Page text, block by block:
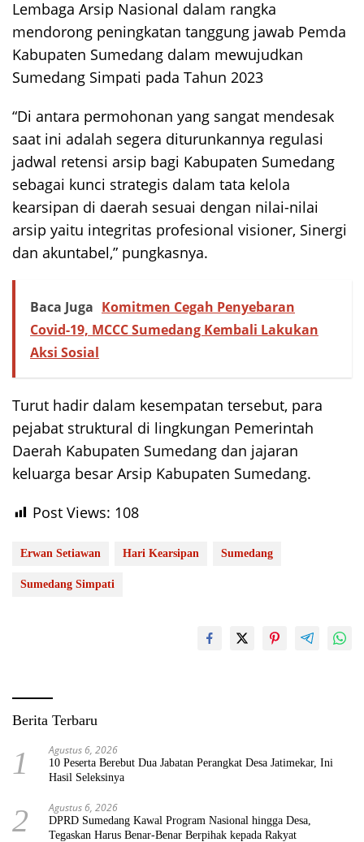
Lembaga Arsip Nasional dalam rangka
mendorong peningkatan tanggung jawab Pemda
Kabupaten Sumedang dalam mewujudkan
Sumedang Simpati pada Tahun 2023
“Di antara permohonan yang sangat mendesak
saat ini adalah segera diturunkannya regulasi
jadwal retensi arsip bagi Kabupaten Sumedang
sebagai kunci strategis dalam tata kelola
kearsipan di daerah sesuai dengan nilai-nilai
arsip yaitu integritas profesional visioner, Sinergi
dan akuntabel,” pungkasnya.
Baca Juga Komitmen Cegah Penyebaran
Covid-19, MCCC Sumedang Kembali Lakukan
Aksi Sosial
Turut hadir dalam kesempatan tersebut, para
pejabat struktural di lingkungan Pemerintah
Daerah Kabupaten Sumedang dan jajaran
keluarga besar Arsip Kabupaten Sumedang.
Post Views: 108
Erwan Setiawan Hari Kearsipan Sumedang
Sumedang Simpati
Berita Terbaru
1 Agustus 6, 2026
10 Peserta Berebut Dua Jabatan Perangkat Desa Jatimekar, Ini
Hasil Seleksinya
2 Agustus 6, 2026
DPRD Sumedang Kawal Program Nasional hingga Desa,
Tegaskan Harus Benar-Benar Berpihak kepada Rakyat